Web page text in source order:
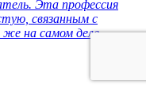
Эта профессия
связанным с
на самом деле